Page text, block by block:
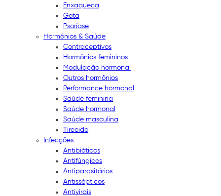
Enxaqueca
Gota
Psoríase
Hormônios & Saúde
Contraceptivos
Hormônios femininos
Modulação hormonal
Outros hormônios
Performance hormonal
Saúde feminina
Saúde hormonal
Saúde masculina
Tireoide
Infecções
Antibióticos
Antifúngicos
Antiparasitários
Antissépticos
Antivirais